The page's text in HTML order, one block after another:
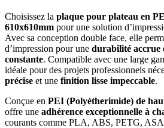
Choisissez la plaque pour plateau en
610x610mm pour une solution
Avec sa conception double face, elle
d’impression pour une durabilité accrue
constante. Compatible avec une large
idéale pour des projets professionnels
précise et une finition lisse impeccable.
Conçue en PEI (Polyétherimide) de
offre une adhérence exceptionnelle à
courants comme PLA, ABS, PETG,